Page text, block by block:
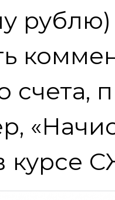
рублю)
счета,
курсе